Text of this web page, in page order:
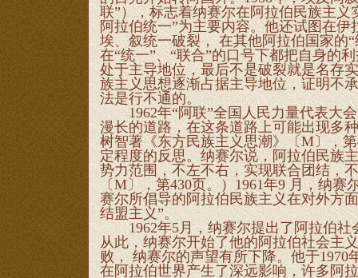
联”），标志着纳赛尔在阿拉伯民族主
阿拉伯统一”为主要内容。他还试图在
埃、叙统一破裂， 在其他阿拉伯国家的
在“统一”、“联合”的口号下都把自身的
处于主导地位，最后不是破裂就是名存
族主义思想逐渐占据主导地位，证明不
法是行不通的。
1962年“阿联”全国人民力量代表大会
漫长的道路，在这条道路上可能出现多
树智著《东方民族主义思潮》〔M〕，
定程度的反思。纳赛尔说，阿拉伯民族
势力范围，不左不右，实现联合团结，
〔M〕，第430页。）1961年9 月，纳
赛尔所倡导的阿拉伯民族主义在对外方
结盟主义”。
1962年5月，纳赛尔提出了阿拉伯社
从此，纳赛尔开始了他的阿拉伯社会主
败， 纳赛尔的声望有所下降。他于
在阿拉伯世界产生了深远影响，许多阿